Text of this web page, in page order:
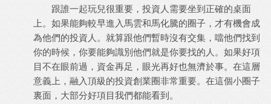
跟誰一起玩兒很重要，投資人需要坐到正確的桌面
上。如果能夠較早進入馬雲和馬化騰的圈子，才有機會成
為他們的投資人。就算跟他們暫時沒有交集，噹他們找到
你的時候，你要能夠識別他們就是你要找的人。如果好項
目不在眼前過，資金再足，眼光再好也無濟於事。在這層
意義上，融入頂級的投資創業圈非常重要。在這個小圈子
裏面，大部分好項目我們都能看到。